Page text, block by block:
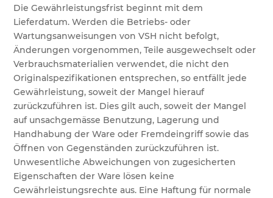
Die Gewährleistungsfrist beginnt mit dem
Lieferdatum. Werden die Betriebs- oder
Wartungsanweisungen von VSH nicht befolgt,
Änderungen vorgenommen, Teile ausgewechselt oder
Verbrauchsmaterialien verwendet, die nicht den
Originalspezifikationen entsprechen, so entfällt jede
Gewährleistung, soweit der Mangel hierauf
zurückzuführen ist. Dies gilt auch, soweit der Mangel
auf unsachgemässe Benutzung, Lagerung und
Handhabung der Ware oder Fremdeingriff sowie das
Öffnen von Gegenständen zurückzuführen ist.
Unwesentliche Abweichungen von zugesicherten
Eigenschaften der Ware lösen keine
Gewährleistungsrechte aus. Eine Haftung für normale